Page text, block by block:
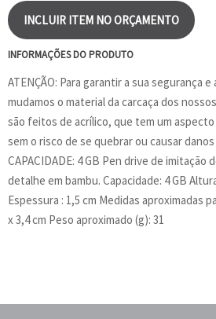
INCLUIR ITEM NO ORÇAMENTO
INFORMAÇÕES DO PRODUTO
ATENÇÃO: Para garantir a sua segurança
mudamos o material da carcaça dos
são feitos de acrílico, que tem um
sem o risco de se quebrar ou causar
CAPACIDADE: 4 GB Pen drive de imitação
detalhe em bambu. Capacidade: 4 GB
Espessura : 1,5 cm Medidas aproximadas
x 3,4 cm Peso aproximado (g): 31